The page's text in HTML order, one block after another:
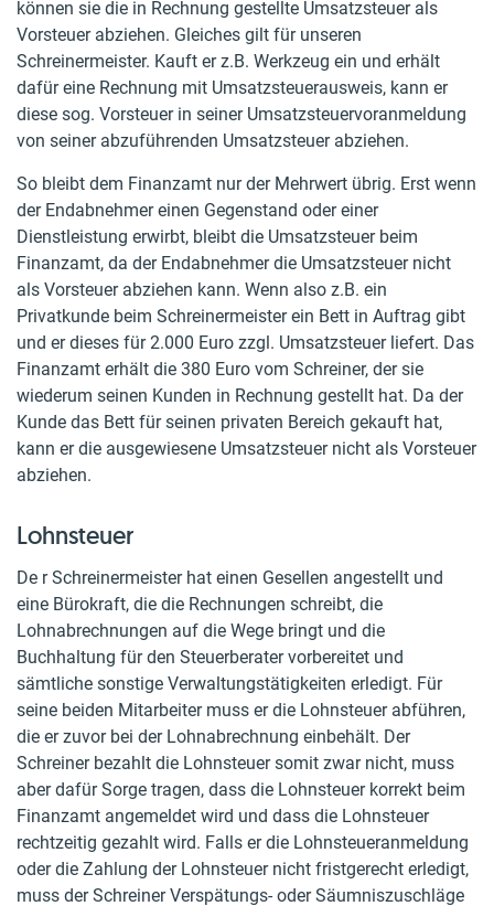
können sie die in Rechnung gestellte Umsatzsteuer als
Vorsteuer abziehen. Gleiches gilt für unseren
Schreinermeister. Kauft er z.B. Werkzeug ein und erhält
dafür eine Rechnung mit Umsatzsteuerausweis, kann er
diese sog. Vorsteuer in seiner Umsatzsteuervoranmeldung
von seiner abzuführenden Umsatzsteuer abziehen.
So bleibt dem Finanzamt nur der Mehrwert übrig. Erst wenn
der Endabnehmer einen Gegenstand oder einer
Dienstleistung erwirbt, bleibt die Umsatzsteuer beim
Finanzamt, da der Endabnehmer die Umsatzsteuer nicht
als Vorsteuer abziehen kann. Wenn also z.B. ein
Privatkunde beim Schreinermeister ein Bett in Auftrag gibt
und er dieses für 2.000 Euro zzgl. Umsatzsteuer liefert. Das
Finanzamt erhält die 380 Euro vom Schreiner, der sie
wiederum seinen Kunden in Rechnung gestellt hat. Da der
Kunde das Bett für seinen privaten Bereich gekauft hat,
kann er die ausgewiesene Umsatzsteuer nicht als Vorsteuer
abziehen.
Lohnsteuer
De r Schreinermeister hat einen Gesellen angestellt und
eine Bürokraft, die die Rechnungen schreibt, die
Lohnabrechnungen auf die Wege bringt und die
Buchhaltung für den Steuerberater vorbereitet und
sämtliche sonstige Verwaltungstätigkeiten erledigt. Für
seine beiden Mitarbeiter muss er die Lohnsteuer abführen,
die er zuvor bei der Lohnabrechnung einbehält. Der
Schreiner bezahlt die Lohnsteuer somit zwar nicht, muss
aber dafür Sorge tragen, dass die Lohnsteuer korrekt beim
Finanzamt angemeldet wird und dass die Lohnsteuer
rechtzeitig gezahlt wird. Falls er die Lohnsteueranmeldung
oder die Zahlung der Lohnsteuer nicht fristgerecht erledigt,
muss der Schreiner Verspätungs- oder Säumniszuschläge